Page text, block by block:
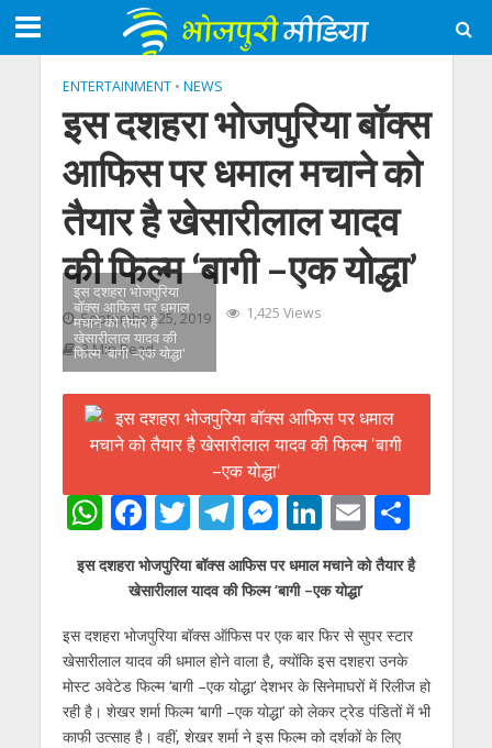
ENTERTAINMENT • NEWS
इस दशहरा भोजपुरिया बॉक्‍स
आफिस पर धमाल मचाने को
तैयार है खेसारीलाल यादव
की फिल्‍म ‘बागी –एक योद्धा’
September 25, 2019
1,425 Views
3 Min Read
इस दशहरा भोजपुरिया
बॉक्‍स आफिस पर धमाल
मचाने को तैयार है
खेसारीलाल यादव की
फिल्‍म 'बागी –एक योद्धा'
W
h
at
A
p
p
F
ac
e
b
o
o
k
T
w
itt
er
T
el
e
gr
a
m
M
e
ss
n
g
er
Li
n
k
e
dI
n
E
m
ai
S
h
ar
इस दशहरा भोजपुरिया बॉक्‍स आफिस पर धमाल मचाने को तैयार है
खेसारीलाल यादव की फिल्‍म ‘बागी –एक योद्धा’
इस दशहरा भोजपुरिया बॉक्‍स ऑफिस पर एक बार फिर से सुपर स्‍टार
खेसारीलाल यादव की धमाल होने वाला है, क्‍योंकि इस दशहरा उनके
मोस्‍ट अवेटेड फिल्‍म ‘बागी –एक योद्धा’ देशभर के सिनेमाघरों में रिलीज हो
रही है। शेखर शर्मा फिल्‍म ‘बागी –एक योद्धा’ को लेकर ट्रेड पंडितों में भी
काफी उत्‍साह है। वहीं, शेखर शर्मा ने इस फिल्‍म को दर्शकों के लिए